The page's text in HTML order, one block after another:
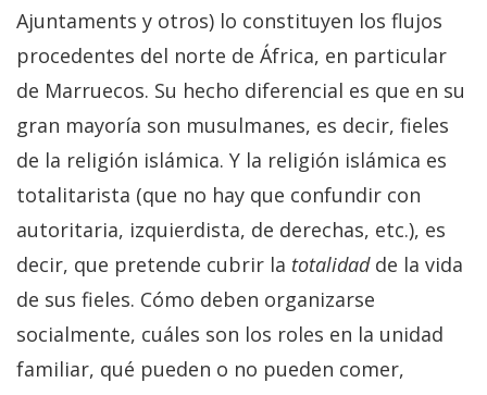
Ajuntaments y otros) lo constituyen los flujos
procedentes del norte de África, en particular
de Marruecos. Su hecho diferencial es que en su
gran mayoría son musulmanes, es decir, fieles
de la religión islámica. Y la religión islámica es
totalitarista (que no hay que confundir con
autoritaria, izquierdista, de derechas, etc.), es
decir, que pretende cubrir la totalidadde la vida
de sus fieles. Cómo deben organizarse
socialmente, cuáles son los roles en la unidad
familiar, qué pueden o no pueden comer,